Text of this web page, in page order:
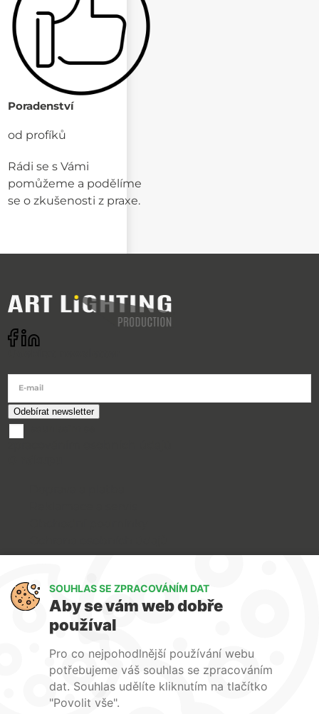
Poradenství
od profíků
Rádi se s Vámi
pomůžeme a podělíme
se o zkušenosti z praxe.
E-mail
O nás
Kontakty
SOUHLAS SE ZPRACOVÁNÍM DAT
Aby se vám web dobře
používal
Pro co nejpohodlnější používání webu
potřebujeme váš souhlas se zpracováním
dat. Souhlas udělíte kliknutím na tlačítko
"Povolit vše".